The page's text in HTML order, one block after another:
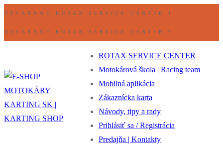
Preskočiť
Ponuka
Zavrieť
OTVÁRAME ROTAX SERVICE CENTER !
OTVÁRAME ROTAX SERVICE CENTER !
ROTAX SERVICE CENTER
Motokárová škola | Racing team
Mobilná aplikácia
Zákaznícka karta
Návody, tipy a rady
Prihlásiť sa / Registrácia
Predajňa | Kontakty